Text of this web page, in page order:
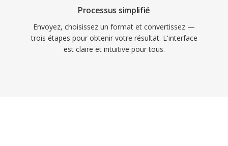
Processus simplifié
Envoyez, choisissez un format et convertissez —
trois étapes pour obtenir votre résultat. L'interface
est claire et intuitive pour tous.